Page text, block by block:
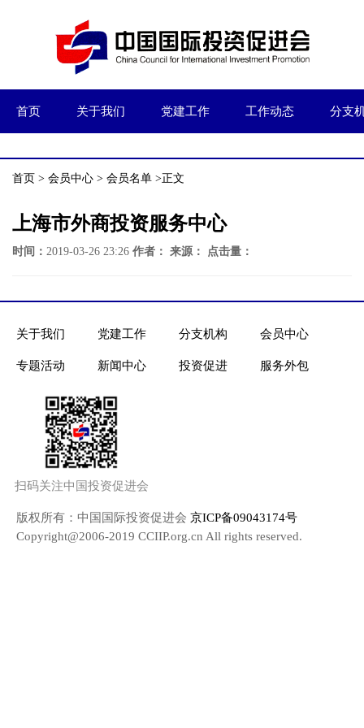
首页 关于我们 党建工作 工作动态 分支
首页 > 会员中心 > 会员名单 >正文
上海市外商投资服务中心
时间： 2019-03-26 23:26 作者： 来源： 点击量：
关于我们 党建工作 分支机构 会员中心
专题活动 新闻中心 投资促进 服务外包
扫码关注中国投资促进会
版权所有：中国国际投资促进会 京ICP备09043174号
Copyright@2006-2019 CCIIP.org.cn All rights reserved.